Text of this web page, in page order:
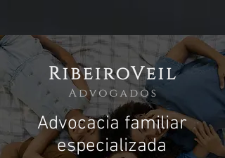
Advocacia familiar
especializada